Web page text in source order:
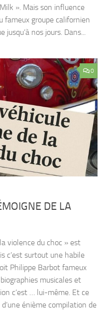
». Mais son influence
fameux groupe californien
nos jours. Dans...
0
DE LA
violence du choc » est
c’est surtout une habile
Philippe Barbot fameux
musicales et
c’est … lui-même. Et ce
énième compilation de